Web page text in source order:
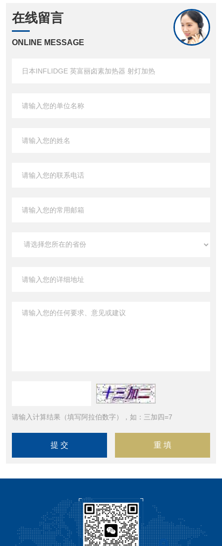
在线留言
ONLINE MESSAGE
请输入计算结果（填写阿拉伯数字），如：三加四=7